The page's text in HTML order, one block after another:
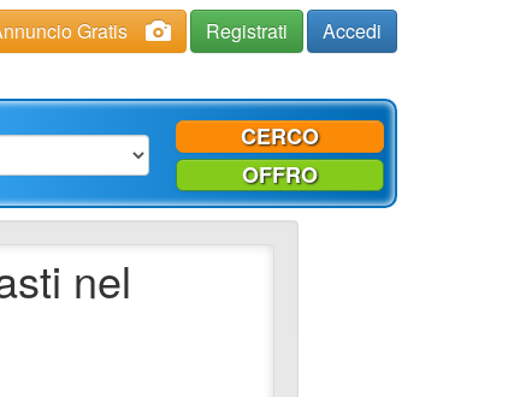
Gratis Registrati Accedi
CERCO
OFFRO
nel